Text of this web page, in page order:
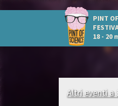
PINT
18 - 20
Altri eventi a